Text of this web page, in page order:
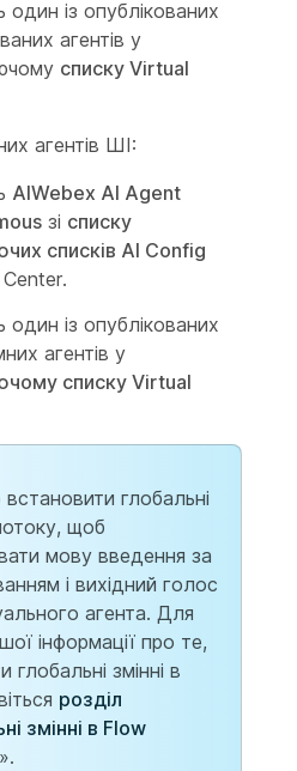
один із опублікованих
агентів у
списку Virtual
агентів ШІ:
AIWebex AI Agent
зі списку
списків AI Config
один із опублікованих
агентів у
списку Virtual
встановити глобальні
щоб
мову введення за
і вихідний голос
агента. Для
інформації про те,
глобальні змінні в
розділ
змінні в Flow
».